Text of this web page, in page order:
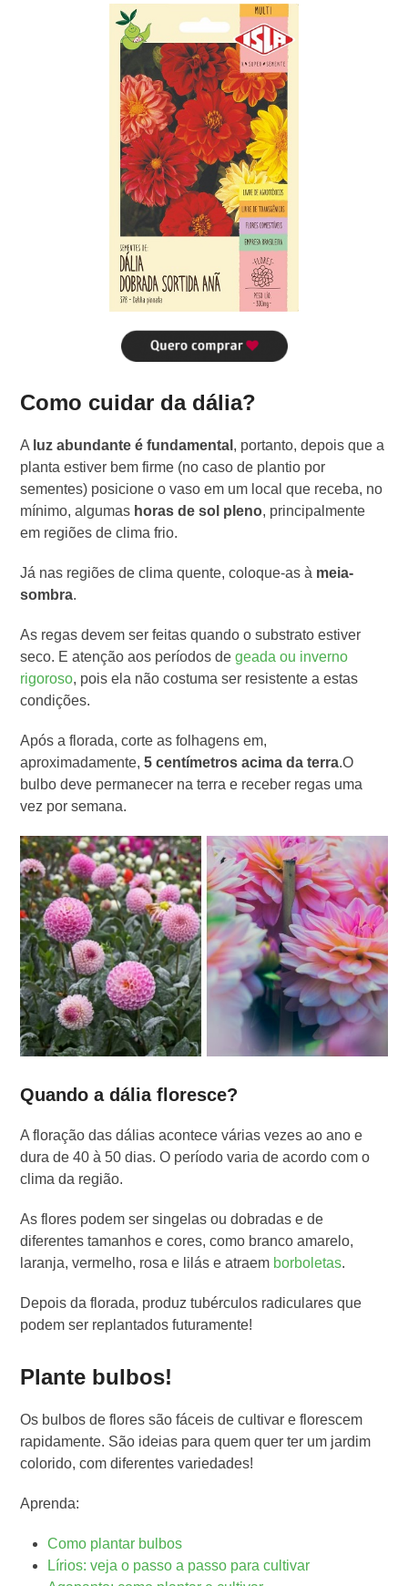
Como cuidar da dália?
A luz abundante é fundamental , portanto, depois que a
planta estiver bem firme (no caso de plantio por
sementes) posicione o vaso em um local que receba, no
mínimo, algumas horas de sol pleno, principalmente
em regiões de clima frio.
Já nas regiões de clima quente, coloque-as à meia-
sombra.
As regas devem ser feitas quando o substrato estiver
seco. E atenção aos períodos degeada ou inverno
rigoroso, pois ela não costuma ser resistente a estas
condições.
Após a florada, corte as folhagens em,
aproximadamente,5 centímetros acima da terra.O
bulbo deve permanecer na terra e receber regas uma
vez por semana.
Quando a dália floresce?
A floração das dálias acontece várias vezes ao ano e
dura de 40 à 50 dias. O período varia de acordo com o
clima da região.
As flores podem ser singelas ou dobradas e de
diferentes tamanhos e cores, como branco amarelo,
laranja, vermelho, rosa e lilás e atraem borboletas.
Depois da florada, produz tubérculos radiculares que
podem ser replantados futuramente!
Plante bulbos!
Os bulbos de flores são fáceis de cultivar e florescem
rapidamente. São ideias para quem quer ter um jardim
colorido, com diferentes variedades!
Aprenda:
Como plantar bulbos
Lírios: veja o passo a passo para cultivar